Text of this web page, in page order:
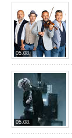
05.08.
05.08.